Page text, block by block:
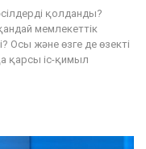
қолданды?
мемлекеттік
Осы және өзге де өзекті
қарсы іс-қимыл